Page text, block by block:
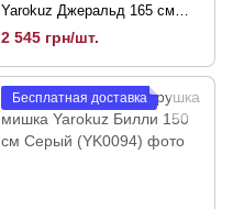
Yarokuz Джеральд 165 см
Персиковый (YK0056)
2 545 грн/шт.
Бесплатная доставка